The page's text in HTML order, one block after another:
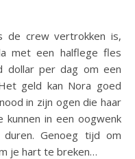
de crew vertrokken is,
met een halflege fles
dollar per dag om een
geld kan Nora goed
in zijn ogen die haar
kunnen in een oogwenk
Genoeg tijd om
je hart te breken…